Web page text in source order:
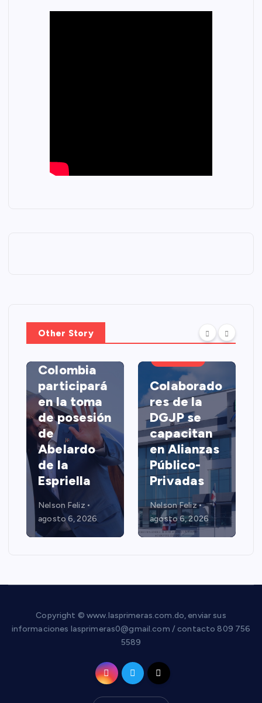
Other Story
Abinader
Colombia
participará
en la toma
de posesión
de
Abelardo
de la
Espriella
Nelson Feliz
agosto 6, 2026
Colaborado
res de la
DGJP se
capacitan
en Alianzas
Público-
Privadas
Nelson Feliz
agosto 6, 2026
Copyright © www.lasprimeras.com.do, enviar sus
informaciones lasprimeras0@gmail.com / contacto 809 756
5589